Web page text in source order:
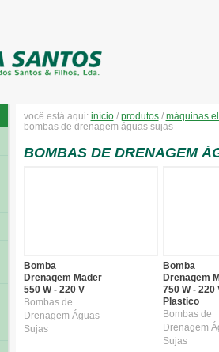
você está aqui: início/ produtos/ máquinas
bombas de drenagem águas sujas
BOMBAS DE DRENAGEM
Bomba
Drenagem Mader
550 W - 220 V
Bombas de
Drenagem Águas
Sujas
Bomba
Drenagem
750 W - 220
Plastico
Bombas de
Drenagem
Sujas